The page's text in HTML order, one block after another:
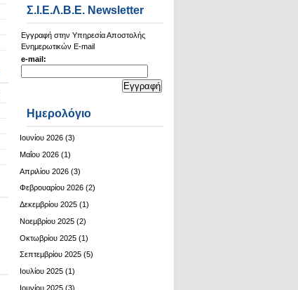
Σ.Ι.Ε.Λ.Β.Ε. Newsletter
Εγγραφή στην Υπηρεσία Αποστολής
Ενημερωτικών E-mail
e-mail:
Ημερολόγιο
Ιουνίου 2026 (3)
Μαΐου 2026 (1)
Απριλίου 2026 (3)
Φεβρουαρίου 2026 (2)
Δεκεμβρίου 2025 (1)
Νοεμβρίου 2025 (2)
Οκτωβρίου 2025 (1)
Σεπτεμβρίου 2025 (5)
Ιουλίου 2025 (1)
Ιουνίου 2025 (3)